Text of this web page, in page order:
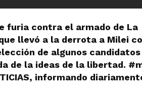
furia contra el armado de La
llevó a la derrota a Milei
de algunos candidatos
de la ideas de la libertad.
informando